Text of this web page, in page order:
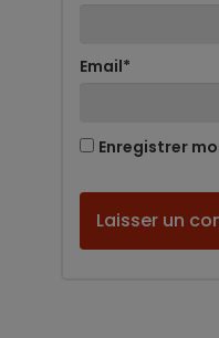
Email*
Enregistrer